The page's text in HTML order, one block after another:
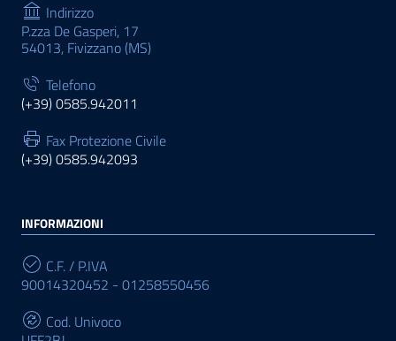
Indirizzo
P.zza De Gasperi, 17
54013, Fivizzano (MS)
Telefono
(+39) 0585.942011
Fax Protezione Civile
(+39) 0585.942093
INFORMAZIONI
C.F. / P.IVA
90014320452 - 01258550456
Cod. Univoco